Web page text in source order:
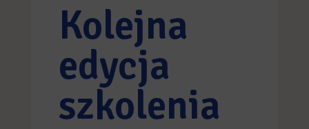
Kolejna
edycja
szkolenia